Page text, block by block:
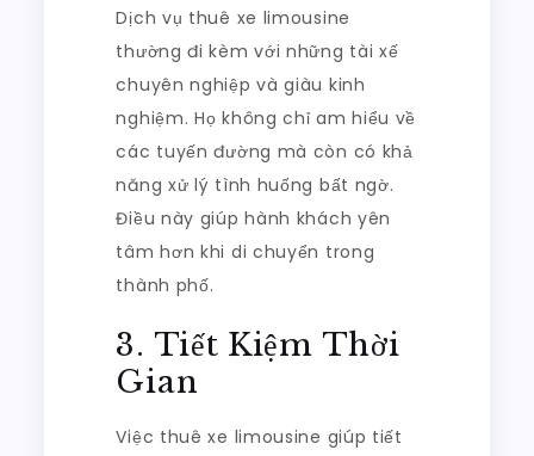
Dịch vụ thuê xe limousine
thường đi kèm với những tài xế
chuyên nghiệp và giàu kinh
nghiệm. Họ không chỉ am hiểu về
các tuyến đường mà còn có khả
năng xử lý tình huống bất ngờ.
Điều này giúp hành khách yên
tâm hơn khi di chuyển trong
thành phố.
3. Tiết Kiệm Thời
Gian
Việc thuê xe limousine giúp tiết